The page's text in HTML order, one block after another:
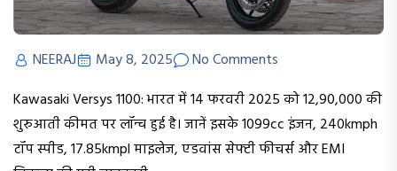
NEERAJ May 8, 2025
No Comments
Kawasaki Versys 1100: भारत में 14 फरवरी 2025 को ₹12,90,000 की
शुरुआती कीमत पर लॉन्च हुई है। जानें इसके 1099cc इंजन, 240kmph
टॉप स्पीड, 17.85kmpl माइलेज, एडवांस सेफ्टी फीचर्स और EMI